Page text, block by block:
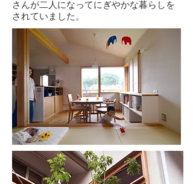
さんが二人になってにぎやかな暮らしを
されていました。